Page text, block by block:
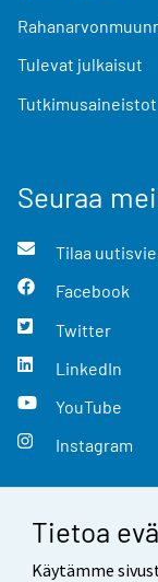
Tietoa
Käytämme
Tulevat julkaisut
Tutkimusaineistot
Seuraa
Tilaa
Facebook
Twitter
LinkedIn
YouTube
Instagram
Yhteystiedot